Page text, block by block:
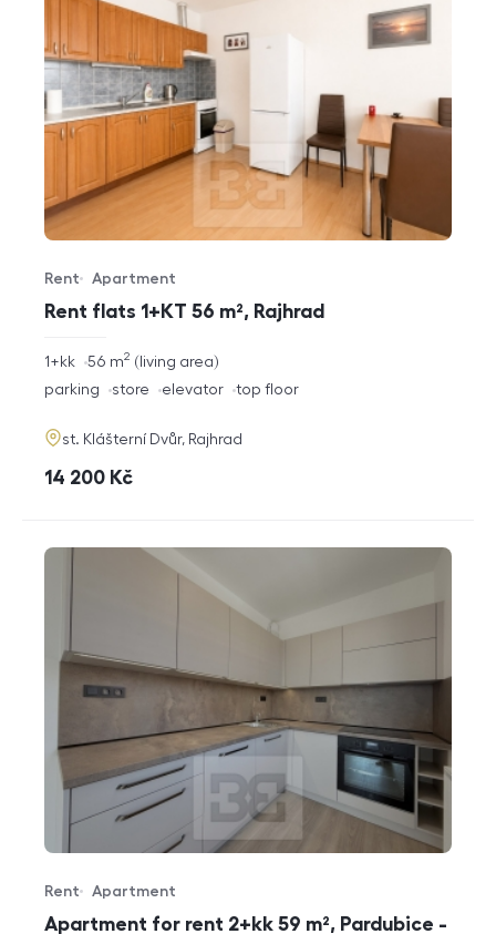
Rent flats 1+KT 56 m², Rajhrad
Offer type
Rent
Property type
Apartment
rozměry
disposition
1+kk living area
56 m2
funkce
parking store elevator top floor
adresa
st. Klášterní Dvůr, Rajhrad
cena
14 200 Kč
Apartment for rent 2+kk 59 m², Pardubice -
Offer type
Rent
Property type
Apartment